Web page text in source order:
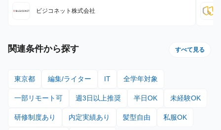
ビジコネット株式会社
関連条件から探す すべて見る
東京都 編集/ライター IT 全学年対象
一部リモート可 週3日以上推奨 半日OK 未経験OK
研修制度あり 内定実績あり 髪型自由 私服OK